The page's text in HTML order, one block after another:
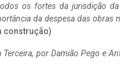
os fortes da jurisdição
da despesa das obras
construção)
por Damião Pego e